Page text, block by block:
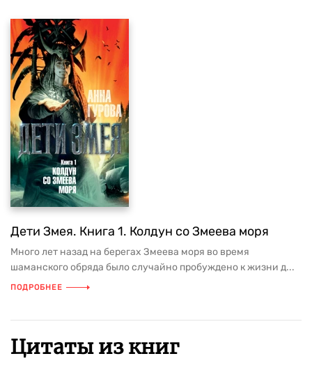
Дети Змея. Книга 1. Колдун со Змеева моря
Много лет назад на берегах Змеева моря во время
шаманского обряда было случайно пробуждено к жизни д...
ПОДРОБНЕЕ
Цитаты из книг